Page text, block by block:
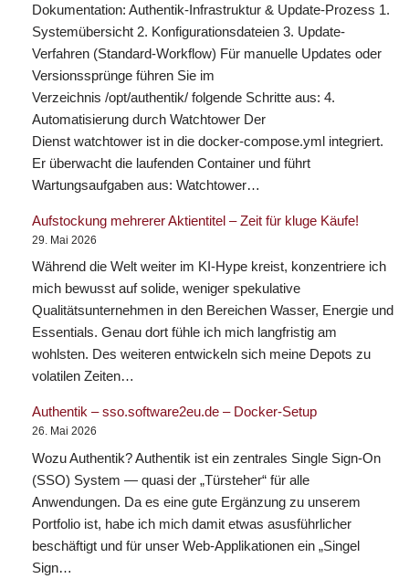
Dokumentation: Authentik-Infrastruktur & Update-Prozess 1.
Systemübersicht 2. Konfigurationsdateien 3. Update-
Verfahren (Standard-Workflow) Für manuelle Updates oder
Versionssprünge führen Sie im
Verzeichnis /opt/authentik/ folgende Schritte aus: 4.
Automatisierung durch Watchtower Der
Dienst watchtower ist in die docker-compose.yml integriert.
Er überwacht die laufenden Container und führt
Wartungsaufgaben aus: Watchtower…
Aufstockung mehrerer Aktientitel – Zeit für kluge Käufe!
29. Mai 2026
Während die Welt weiter im KI-Hype kreist, konzentriere ich
mich bewusst auf solide, weniger spekulative
Qualitätsunternehmen in den Bereichen Wasser, Energie und
Essentials. Genau dort fühle ich mich langfristig am
wohlsten. Des weiteren entwickeln sich meine Depots zu
volatilen Zeiten…
Authentik – sso.software2eu.de – Docker-Setup
26. Mai 2026
Wozu Authentik? Authentik ist ein zentrales Single Sign-On
(SSO) System — quasi der „Türsteher“ für alle
Anwendungen. Da es eine gute Ergänzung zu unserem
Portfolio ist, habe ich mich damit etwas asusführlicher
beschäftigt und für unser Web-Applikationen ein „Singel
Sign…